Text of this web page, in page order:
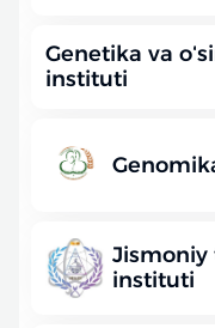
Genetika va
instituti
instituti